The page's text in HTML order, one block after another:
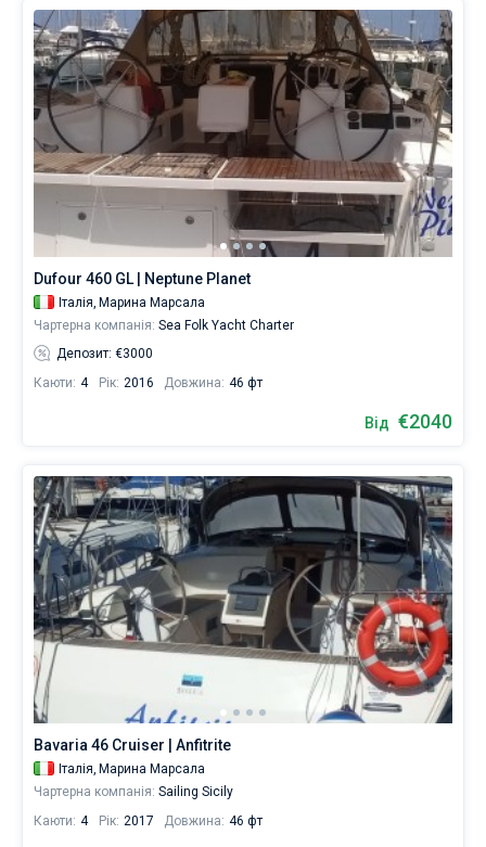
Dufour 460 GL | Neptune Planet
Італія, Марина Марсала
Чартерна компанія: Sea Folk Yacht Charter
Депозит: €3000
Каюти: 4 Рік: 2016 Довжина: 46 фт
Від €2040
Bavaria 46 Cruiser | Anfitrite
Італія, Марина Марсала
Чартерна компанія: Sailing Sicily
Каюти: 4 Рік: 2017 Довжина: 46 фт